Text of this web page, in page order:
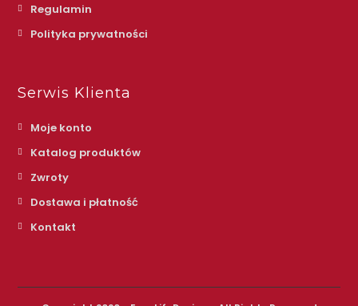
Regulamin
Polityka prywatności
Serwis Klienta
Moje konto
Katalog produktów
Zwroty
Dostawa i płatność
Kontakt